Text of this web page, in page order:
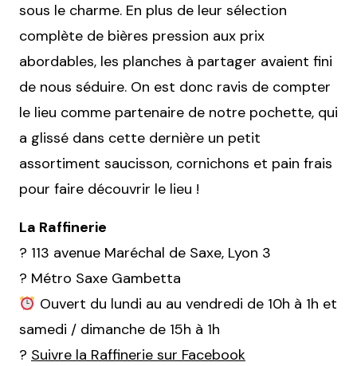
sous le charme. En plus de leur sélection
complète de bières pression aux prix
abordables, les planches à partager avaient fini
de nous séduire. On est donc ravis de compter
le lieu comme partenaire de notre pochette, qui
a glissé dans cette dernière un petit
assortiment saucisson, cornichons et pain frais
pour faire découvrir le lieu !
La Raffinerie
? 113 avenue Maréchal de Saxe, Lyon 3
? Métro Saxe Gambetta
Ouvert du lundi au au vendredi de 10h à 1h et
samedi / dimanche de 15h à 1h
? Suivre la Raffinerie sur Facebook